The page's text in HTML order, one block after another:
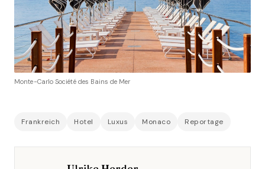
Monte-Carlo Société des Bains de Mer
Frankreich Hotel Luxus Monaco Reportage